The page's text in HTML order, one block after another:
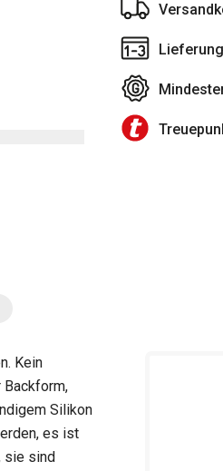
Kein
Backform,
Silikon
es ist
sie sind